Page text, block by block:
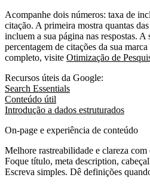
Acompanhe dois números: taxa de
citação. A primeira mostra quantas
incluem a sua página nas respostas. A
percentagem de citações da sua
completo, visite Otimização de
Recursos úteis da Google:
Search Essentials
Conteúdo útil
Introdução a dados estruturados
On‑page e experiência de conteúdo
Melhore rastreabilidade e clareza com
Foque título, meta description,
Escreva simples. Dê definições